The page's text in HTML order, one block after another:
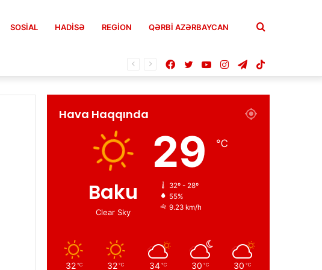
SOSIAL HADISƏ REGION QƏRBİ AZƏRBAYCAN Axtar
Telegram
Instagram
YouTube
Twitter
Facebook
Hava Haqqında
Baku
Clear Sky
29 ℃
32º - 28º
55%
9.23 km/h
32 ℃ 32 ℃ 34 ℃ 30 ℃ 30 ℃